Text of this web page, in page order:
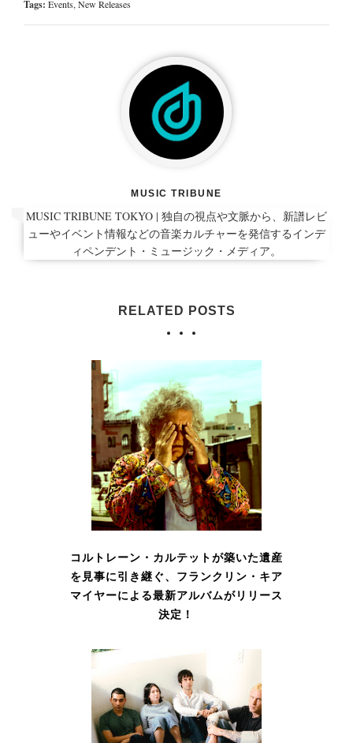
Tags: Events, New Releases
MUSIC TRIBUNE
MUSIC TRIBUNE TOKYO | 独自の視点や文脈から、新譜レビ
ューやイベント情報などの音楽カルチャーを発信するインデ
ィペンデント・ミュージック・メディア。
RELATED POSTS
コルトレーン・カルテットが築いた遺産
を見事に引き継ぐ、フランクリン・キア
マイヤーによる最新アルバムがリリース
決定！